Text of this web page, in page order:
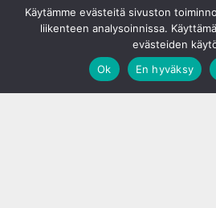
Käytämme evästeitä sivuston
liikenteen analysoinnissa.
evästeiden
Ok
En hyväksy